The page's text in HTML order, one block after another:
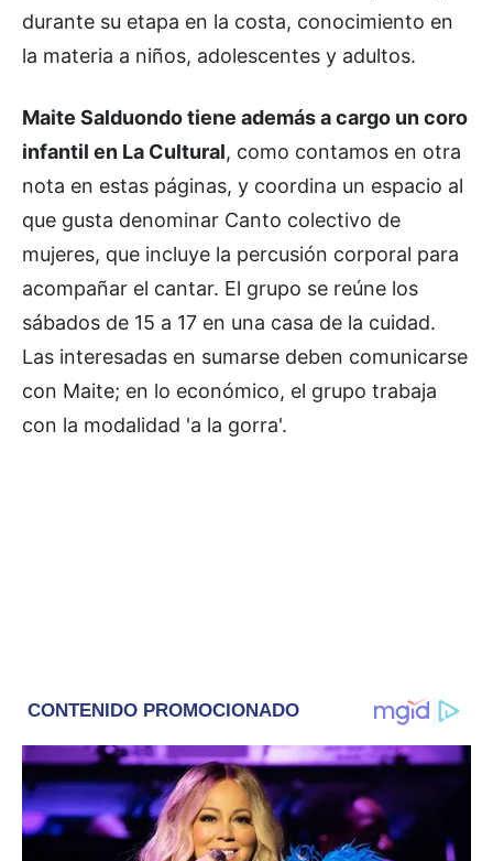
durante su etapa en la costa, conocimiento en
la materia a niños, adolescentes y adultos.
Maite Salduondo tiene además a cargo un coro
infantil en La Cultural, como contamos en otra
nota en estas páginas, y coordina un espacio al
que gusta denominar Canto colectivo de
mujeres, que incluye la percusión corporal para
acompañar el cantar. El grupo se reúne los
sábados de 15 a 17 en una casa de la cuidad.
Las interesadas en sumarse deben comunicarse
con Maite; en lo económico, el grupo trabaja
con la modalidad 'a la gorra'.